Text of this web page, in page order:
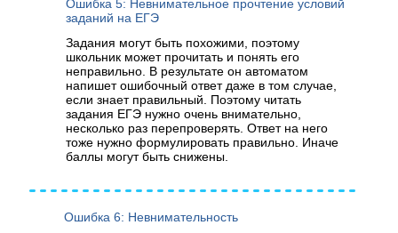
Задания могут быть похожими, поэтому
школьник может прочитать и понять его
неправильно. В результате он автоматом
напишет ошибочный ответ даже в том случае,
если знает правильный. Поэтому читать
задания ЕГЭ нужно очень внимательно,
несколько раз перепроверять. Ответ на него
тоже нужно формулировать правильно. Иначе
баллы могут быть снижены.
Ошибка 5: Невнимательное прочтение условий
заданий на ЕГЭ
Ошибка 6: Невнимательность